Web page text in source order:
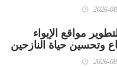
2026-
مواقع الإيواء
وتحسين حياة النازحين
2026-